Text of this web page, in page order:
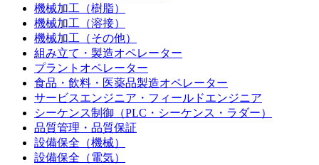
機械加工（樹脂）
機械加工（溶接）
機械加工（その他）
組み立て・製造オペレーター
プラントオペレーター
食品・飲料・医薬品製造オペレーター
サービスエンジニア・フィールドエンジニア
シーケンス制御（PLC・シーケンス・ラダー）
品質管理・品質保証
設備保全（機械）
設備保全（電気）